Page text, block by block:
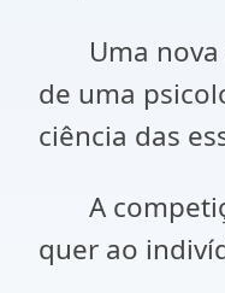
Uma nova
de uma
ciência das
A
quer ao